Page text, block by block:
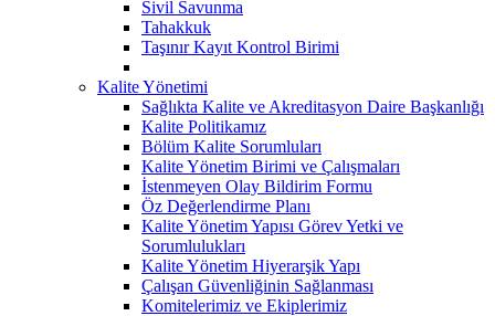
Sivil Savunma
Tahakkuk
Taşınır Kayıt Kontrol Birimi
Kalite Yönetimi
Sağlıkta Kalite ve Akreditasyon Daire Başkanlığı
Kalite Politikamız
Bölüm Kalite Sorumluları
Kalite Yönetim Birimi ve Çalışmaları
İstenmeyen Olay Bildirim Formu
Öz Değerlendirme Planı
Kalite Yönetim Yapısı Görev Yetki ve
Sorumlulukları
Kalite Yönetim Hiyerarşik Yapı
Çalışan Güvenliğinin Sağlanması
Komitelerimiz ve Ekiplerimiz